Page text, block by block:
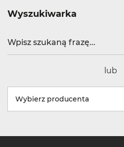
Wyszukiwarka
lub
Wybierz producenta